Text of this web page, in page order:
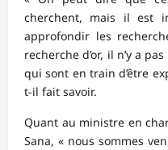
cherchent, mais il est
approfondir les
recherche d’or, il n’y a
qui sont en train d’être
t-il fait savoir.
Quant au ministre en
Sana, « nous sommes